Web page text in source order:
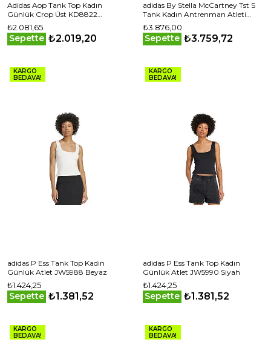
Adidas Aop Tank Top Kadın
Günlük Crop Üst KD8822
Kahverengi
₺2.081,65
Sepette ₺2.019,20
adidas By Stella McCartney Tst S
Tank Kadın Antrenman Atleti
JE4083 Turuncu
₺3.876,00
Sepette ₺3.759,72
KARGO
BEDAVA!
adidas P Ess Tank Top Kadın
Günlük Atlet JW5988 Beyaz
₺1.424,25
Sepette ₺1.381,52
KARGO
BEDAVA!
adidas P Ess Tank Top Kadın
Günlük Atlet JW5990 Siyah
₺1.424,25
Sepette ₺1.381,52
KARGO
BEDAVA!
KARGO
BEDAVA!